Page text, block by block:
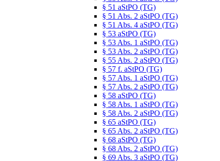
§ 51 aStPO (TG)
§ 51 Abs. 2 aStPO (TG)
§ 51 Abs. 4 aStPO (TG)
§ 53 aStPO (TG)
§ 53 Abs. 1 aStPO (TG)
§ 53 Abs. 2 aStPO (TG)
§ 55 Abs. 2 aStPO (TG)
§ 57 f. aStPO (TG)
§ 57 Abs. 1 aStPO (TG)
§ 57 Abs. 2 aStPO (TG)
§ 58 aStPO (TG)
§ 58 Abs. 1 aStPO (TG)
§ 58 Abs. 2 aStPO (TG)
§ 65 aStPO (TG)
§ 65 Abs. 2 aStPO (TG)
§ 68 aStPO (TG)
§ 68 Abs. 2 aStPO (TG)
§ 69 Abs. 3 aStPO (TG)